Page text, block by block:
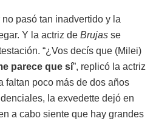
pasó tan inadvertido y la
Y la actriz de Brujas se
“¿Vos decís que (Milei)
parece que sí”, replicó la actriz
faltan poco más de dos años
la exvedette dejó en
a cabo siente que hay grandes